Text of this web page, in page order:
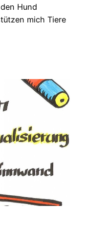
Hund
mich Tiere